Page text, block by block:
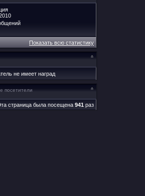
Показать всю статистику
не имеет наград
посетители
страница была посещена 941 раз